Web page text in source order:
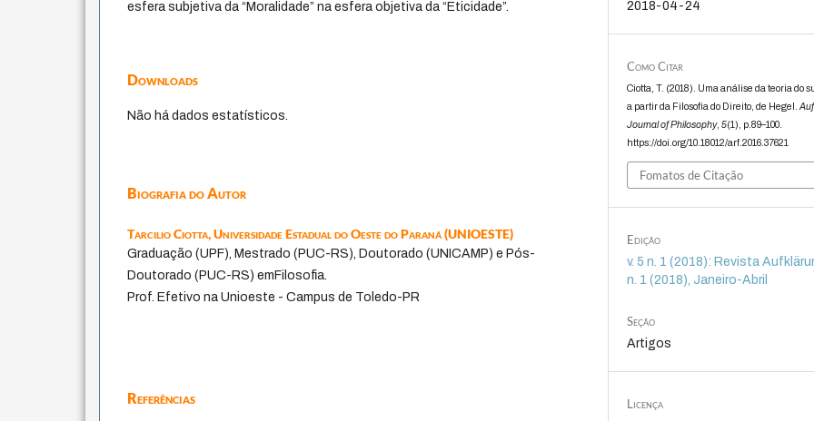
esfera subjetiva da “Moralidade” na esfera objetiva da “Eticidade”.
Downloads
Não há dados estatísticos.
Biografia do Autor
Tarcilio Ciotta,Universidade Estadual do Oeste do Paraná (UNIOESTE)
Graduação (UPF), Mestrado (PUC-RS), Doutorado (UNICAMP) e Pós-
Doutorado (PUC-RS) emFilosofia.
Prof. Efetivo na Unioeste - Campus de Toledo-PR
Referências
2018-04-24
Como Citar
Ciotta, T. (2018). Uma análise da teoria do
a partir da Filosofia do Direito, de Hegel.
Journal of Philosophy,5(1), p.89–100.
https://doi.org/10.18012/arf.2016.37621
Fomatos de Citação
Edição
v. 5 n. 1 (2018): Revista
n. 1 (2018), Janeiro-Abril
Seção
Artigos
Licença